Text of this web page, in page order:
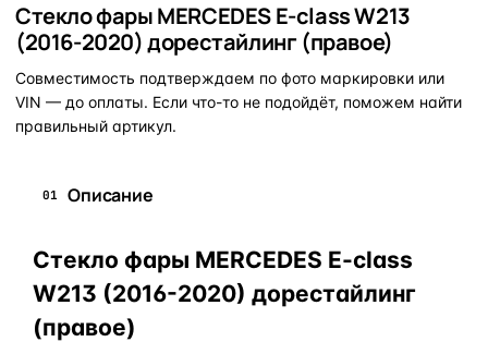
Стекло фары MERCEDES E-class W213
(2016-2020) дорестайлинг (правое)
Совместимость подтверждаем по фото маркировки или
VIN — до оплаты. Если что-то не подойдёт, поможем найти
правильный артикул.
01 Описание
Стекло фары MERCEDES E-class
W213 (2016-2020) дорестайлинг
(правое)